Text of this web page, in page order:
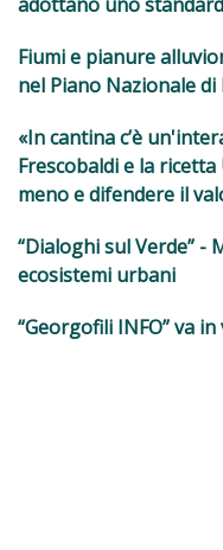
Fiumi e pianure
nel Piano Nazionale
«In cantina c’è
Frescobaldi e la
meno e difendere il
“Dialoghi sul Verde” -
ecosistemi urbani
“Georgofili INFO” va